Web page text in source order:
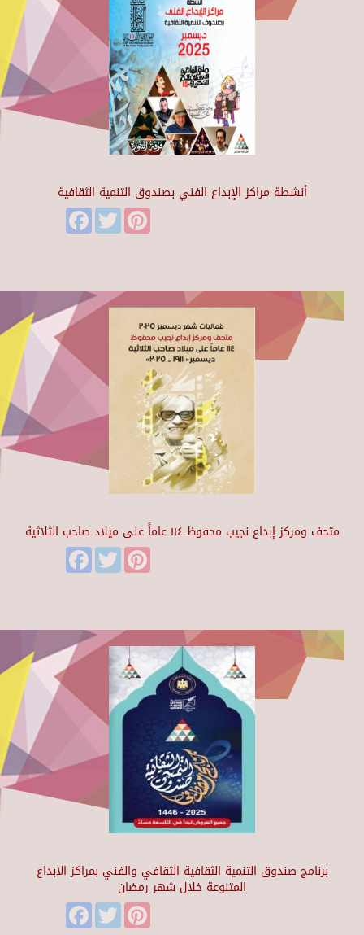
أنشطة مراكز الإبداع الفني بصندوق التنمية الثقافية
FacebookTwitter
متحف ومركز إبداع نجيب محفوظ ١١٤ عاماً على ميلاد صاحب الثلاثية
FacebookTwitter
برنامج صندوق التنمية الثقافية الثقافي والفني بمراكز الابداع
المتنوعة خلال شهر رمضان
FacebookTwitter